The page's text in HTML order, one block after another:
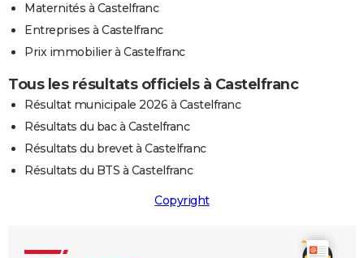
Maternités à Castelfranc
Entreprises à Castelfranc
Prix immobilier à Castelfranc
Tous les résultats officiels à Castelfranc
Résultat municipale 2026 à Castelfranc
Résultats du bac à Castelfranc
Résultats du brevet à Castelfranc
Résultats du BTS à Castelfranc
Copyright